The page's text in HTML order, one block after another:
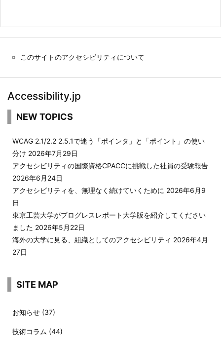
このサイトのアクセシビリティについて
Accessibility.jp
NEW TOPICS
WCAG 2.1/2.2 2.5.1で迷う「ポインタ」と「ポイント」の使い
分け 2026年7月29日
アクセシビリティの国際資格CPACCに挑戦した社員の受験報告
2026年6月24日
アクセシビリティを、無理なく続けていくために 2026年6月9
日
東京工芸大学がプログレスレポート大学版を紹介してください
ました 2026年5月22日
海外の大学に見る、組織としてのアクセシビリティ 2026年4月
27日
SITE MAP
お知らせ (37)
技術コラム (44)